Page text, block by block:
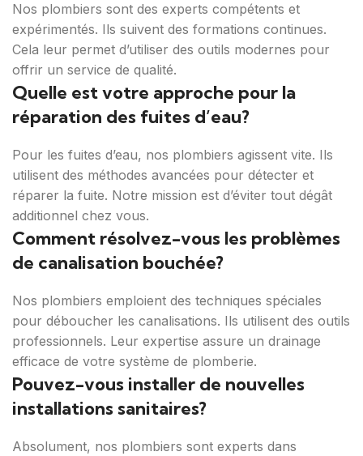
Nos plombiers sont des experts compétents et
expérimentés. Ils suivent des formations continues.
Cela leur permet d’utiliser des outils modernes pour
offrir un service de qualité.
Quelle est votre approche pour la
réparation des fuites d’eau?
Pour les fuites d’eau, nos plombiers agissent vite. Ils
utilisent des méthodes avancées pour détecter et
réparer la fuite. Notre mission est d’éviter tout dégât
additionnel chez vous.
Comment résolvez-vous les problèmes
de canalisation bouchée?
Nos plombiers emploient des techniques spéciales
pour déboucher les canalisations. Ils utilisent des outils
professionnels. Leur expertise assure un drainage
efficace de votre système de plomberie.
Pouvez-vous installer de nouvelles
installations sanitaires?
Absolument, nos plombiers sont experts dans